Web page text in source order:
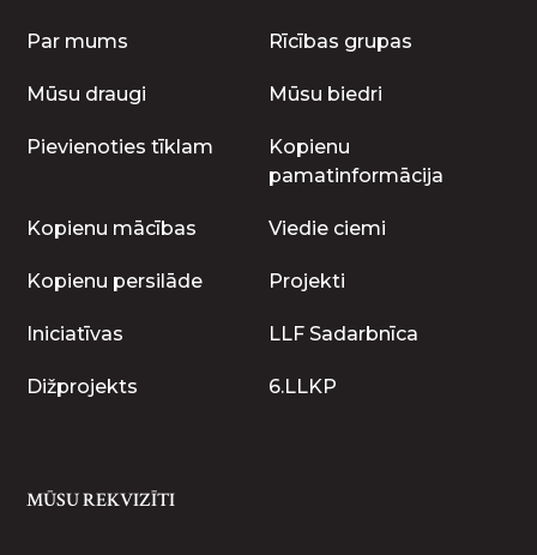
Par mums Rīcības grupas
Mūsu draugi Mūsu biedri
Pievienoties tīklam
Kopienu
pamatinformācija
Kopienu mācības Viedie ciemi
Kopienu persilāde Projekti
Iniciatīvas LLF Sadarbnīca
Dižprojekts 6.LLKP
MŪSU REKVIZĪTI